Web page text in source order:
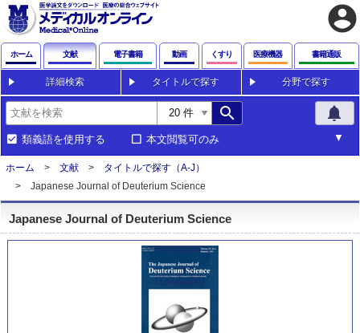
account_circle
ホーム 文献 電子書籍 動画 くすり 医療機器 書籍通販
詳細検索 タイトルで探す 分野で探す
search notifications
類義語を使用する 本文閲覧可のみ
ホーム 文献
タイトルで探す（A-J）
Japanese Journal of Deuterium Science
Japanese Journal of Deuterium Science